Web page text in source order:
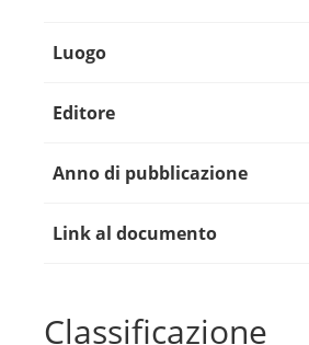
Luogo
Editore
Anno di pubblicazione
Link al documento
Classificazione